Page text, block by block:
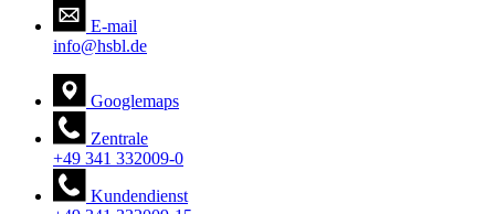
E-mail
info@hsbl.de
Googlemaps
Zentrale
+49 341 332009-0
Kundendienst